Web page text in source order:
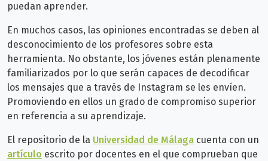
puedan aprender.
En muchos casos, las opiniones encontradas se deben al
desconocimiento de los profesores sobre esta
herramienta. No obstante, los jóvenes están plenamente
familiarizados por lo que serán capaces de decodificar
los mensajes que a través de Instagram se les envíen.
Promoviendo en ellos un grado de compromiso superior
en referencia a su aprendizaje.
El repositorio de la Universidad de Málaga cuenta con un
artículo escrito por docentes en el que comprueban que